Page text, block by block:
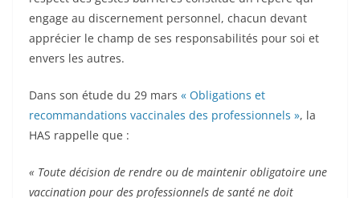
engage au discernement personnel, chacun devant
apprécier le champ de ses responsabilités pour soi et
envers les autres.
Dans son étude du 29 mars « Obligations et
recommandations vaccinales des professionnels », la
HAS rappelle que :
« Toute décision de rendre ou de maintenir obligatoire une
vaccination pour des professionnels de santé ne doit